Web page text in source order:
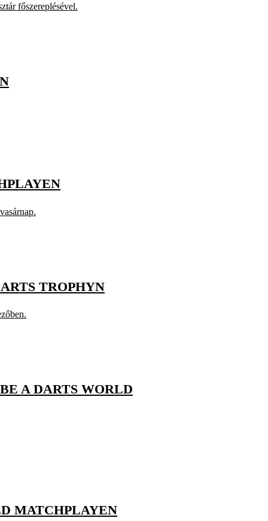
főszereplésével.
TROPHYN
A DARTS WORLD
MATCHPLAYEN